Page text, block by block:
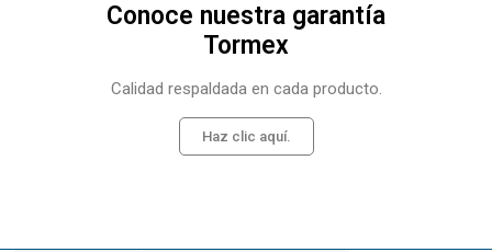
Conoce nuestra garantía
Tormex
Calidad respaldada en cada producto.
Haz clic aquí.